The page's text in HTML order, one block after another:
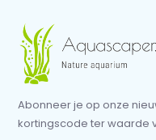
Abonneer je op onze
kortingscode ter waarde